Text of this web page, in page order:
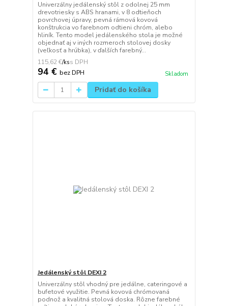
Univerzálny jedálenský stôl z odolnej 25 mm
drevotriesky s ABS hranami, v 8 odtieňoch
povrchovej úpravy, pevná rámová kovová
konštrukcia vo farebnom odtieni chróm, alebo
hliník. Tento model jedálenského stola je možné
objednať aj v iných rozmeroch stolovej dosky
(veľkosť a hrúbka), v ďalších farebný...
115,62 €/ks
94 € bez DPH Skladom
Pridať do košíka
Jedálenský stôl DEXI 2
Univerzálny stôl vhodný pre jedálne, cateringové a
bufetové využitie. Pevná kovová chrómovaná
podnož a kvalitná stolová doska. Rôzne farebné